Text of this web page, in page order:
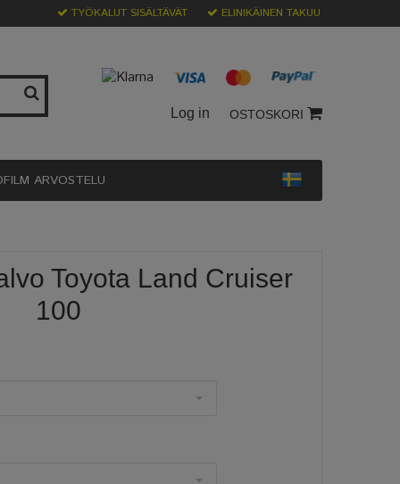
TYÖKALUT SISÄLTÄVÄT ELINIKÄINEN TAKUU
Log in OSTOSKORI
ARVOSTELU
Toyota Land Cruiser
100